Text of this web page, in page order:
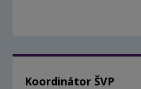
Koordinátor ŠVP